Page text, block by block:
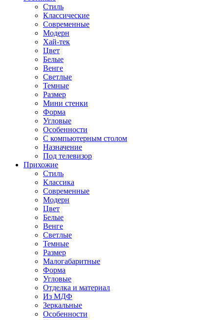
Стиль
Классические
Современные
Модерн
Хай-тек
Цвет
Белые
Венге
Светлые
Темные
Размер
Мини стенки
Форма
Угловые
Особенности
С компьютерным столом
Назначение
Под телевизор
Прихожие
Стиль
Классика
Современные
Модерн
Цвет
Белые
Венге
Светлые
Темные
Размер
Малогабаритные
Форма
Угловые
Отделка и материал
Из МДФ
Зеркальные
Особенности